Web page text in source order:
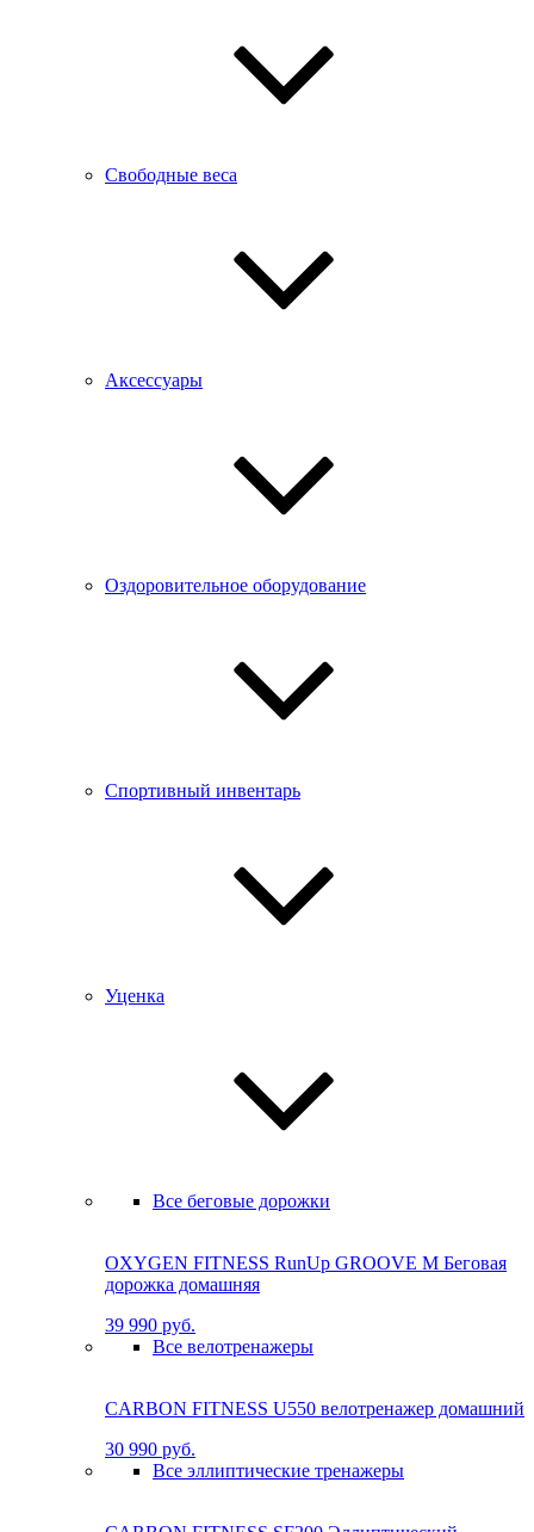
Свободные веса
Аксессуары
Оздоровительное оборудование
Спортивный инвентарь
Уценка
Все беговые дорожки
OXYGEN FITNESS RunUp GROOVE M Бе­го­вая
до­рож­ка до­маш­няя
39 990 руб.
Все велотренажеры
CARBON FITNESS U550 велотренажер домашний
30 990 руб.
Все эллиптические тренажеры